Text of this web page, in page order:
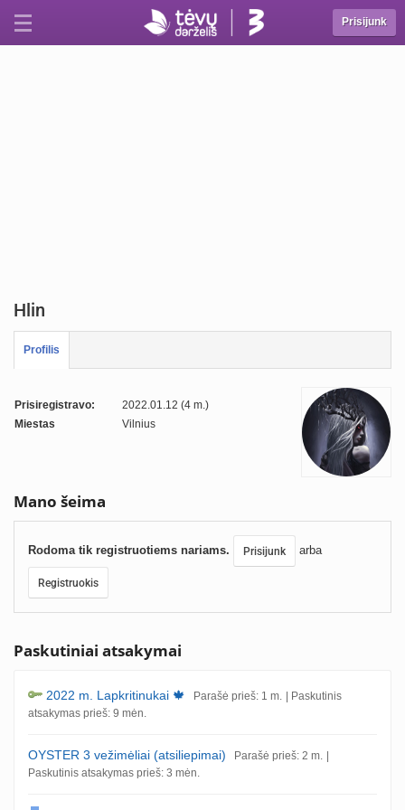
Prisijunk
Hlin
Profilis
Prisiregistravo:
2022.01.12 (4 m.)
Miestas
Vilnius
Mano šeima
Rodoma tik registruotiems nariams. Prisijunk arba
Registruokis
Paskutiniai atsakymai
2022 m. Lapkritinukai 🍁 Parašė prieš: 1 m. | Paskutinis
atsakymas prieš: 9 mėn.
OYSTER 3 vežimėliai (atsiliepimai) Parašė prieš: 2 m.
Paskutinis atsakymas prieš: 3 mėn.